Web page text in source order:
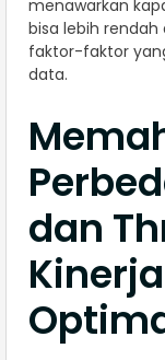
menawarkan
bisa lebih rendah
faktor-faktor
data.
dan